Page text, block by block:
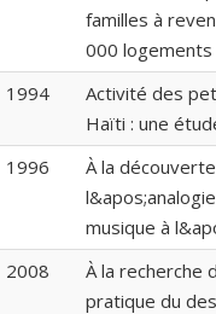
familles à
000 logements
1994
Activité des
Haïti : une
1996
À la
musique à
2008
À la recherche
pratique du